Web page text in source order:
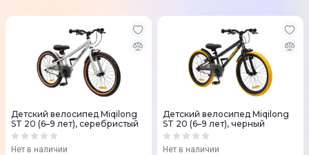
Детский велосипед Miqilong
ST 20 (6–9 лет), серебристый
Нет в наличии
Детский велосипед Miqilong
ST 20 (6–9 лет), черный
Нет в наличии